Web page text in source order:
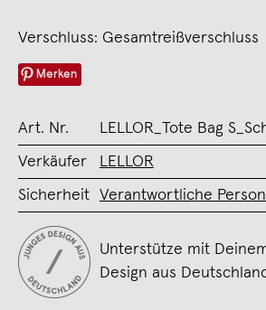
Verschluss: Gesamtreißverschluss
Merken
Art. Nr. LELLOR_Tote Bag
Verkäufer LELLOR
Sicherheit Verantwortliche Person
Unterstütze mit
Design aus